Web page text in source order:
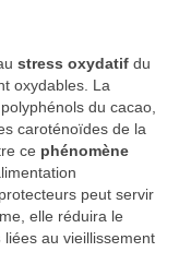
stress oxydatif du
oxydables. La
du cacao,
caroténoïdes de la
ce phénomène
peut servir
elle réduira le
liées au vieillissement